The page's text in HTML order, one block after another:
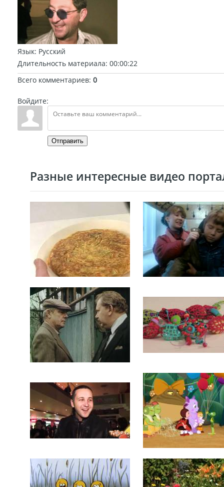
Язык: Русский
Длительность материала: 00:00:22
Всего комментариев: 0
Войдите:
Отправить
Разные интересные видео